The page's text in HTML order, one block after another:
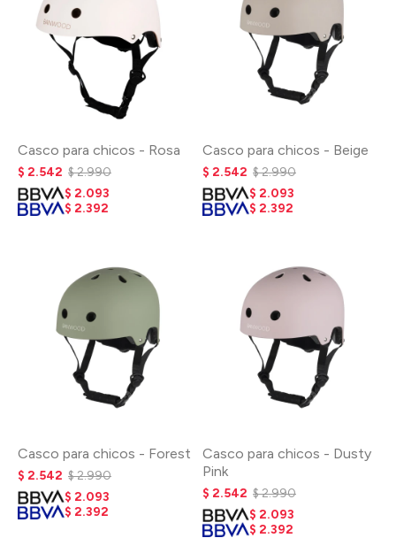
Casco para chicos - Rosa
$ 2.542 $2.990
$ 2.093
$ 2.392
Casco para chicos - Beige
$ 2.542 $2.990
$ 2.093
$ 2.392
Casco para chicos - Forest
$ 2.542 $2.990
$ 2.093
$ 2.392
Casco para chicos - Dusty
Pink
$ 2.542 $2.990
$ 2.093
$ 2.392